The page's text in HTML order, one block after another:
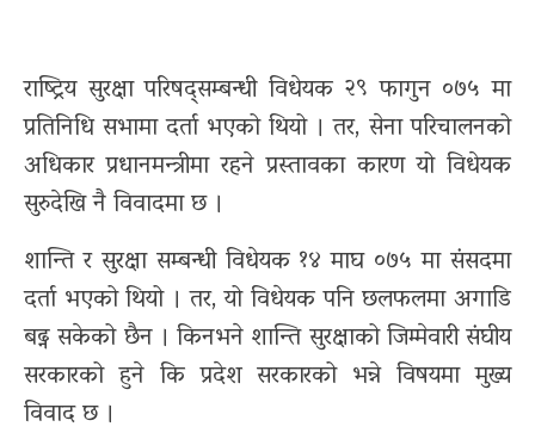
राष्ट्रिय सुरक्षा परिषद्सम्बन्धी विधेयक २९ फागुन ०७५ मा
प्रतिनिधि सभामा दर्ता भएको थियो । तर, सेना परिचालनको
अधिकार प्रधानमन्त्रीमा रहने प्रस्तावका कारण यो विधेयक
सुरुदेखि नै विवादमा छ ।
शान्ति र सुरक्षा सम्बन्धी विधेयक १४ माघ ०७५ मा संसदमा
दर्ता भएको थियो । तर, यो विधेयक पनि छलफलमा अगाडि
बढ्न सकेको छैन । किनभने शान्ति सुरक्षाको जिम्मेवारी संघीय
सरकारको हुने कि प्रदेश सरकारको भन्ने विषयमा मुख्य
विवाद छ ।